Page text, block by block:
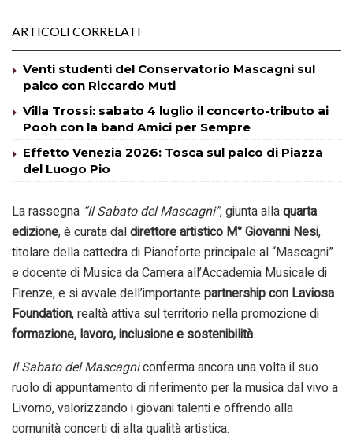
ARTICOLI CORRELATI
Venti studenti del Conservatorio Mascagni sul
palco con Riccardo Muti
Villa Trossi: sabato 4 luglio il concerto-tributo ai
Pooh con la band Amici per Sempre
Effetto Venezia 2026: Tosca sul palco di Piazza
del Luogo Pio
La rassegna “Il Sabato del Mascagni”, giunta allaquarta
edizione, è curata daldirettore artistico M° Giovanni Nesi,
titolare della cattedra di Pianoforte principale al “Mascagni”
e docente di Musica da Camera all’Accademia Musicale di
Firenze, e si avvale dell’importantepartnership con Laviosa
Foundation, realtà attiva sul territorio nella promozione di
formazione, lavoro, inclusione e sostenibilità.
Il Sabato del Mascagniconferma ancora una volta il suo
ruolo di appuntamento di riferimento per la musica dal vivo a
Livorno, valorizzando i giovani talenti e offrendo alla
comunità concerti di alta qualità artistica.